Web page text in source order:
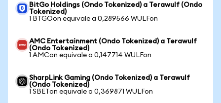
BitGo Holdings (Ondo Tokenized) a Terawulf (Ondo
Tokenized)
1 BTGOon equivale a 0,289566 WULFon
AMC Entertainment (Ondo Tokenized) a Terawulf
(Ondo Tokenized)
1 AMCon equivale a 0,147714 WULFon
SharpLink Gaming (Ondo Tokenized) a Terawulf
(Ondo Tokenized)
1 SBETon equivale a 0,369871 WULFon